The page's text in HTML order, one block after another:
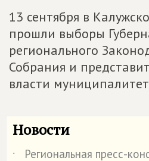
13 сентября в
прошли выборы
регионального
Собрания и
власти
Новости
˙ Региональная пресс-